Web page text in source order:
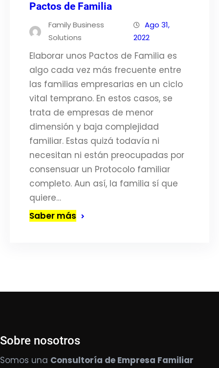
Pactos de Familia
Family Business
Solutions
Ago 31,
2022
Elaborar unos Pactos de Familia es
algo cada vez más frecuente entre
las familias empresarias en un ciclo
vital temprano. En estos casos, se
trata de empresas de menor
dimensión y baja complejidad
familiar. Estas quizá todavía ni
necesitan ni están preocupadas por
consensuar un Protocolo familiar
completo. Aun así, la familia sí que
quiere…
Saber más
Sobre nosotros
Somos una Consultoría de Empresa Familiar